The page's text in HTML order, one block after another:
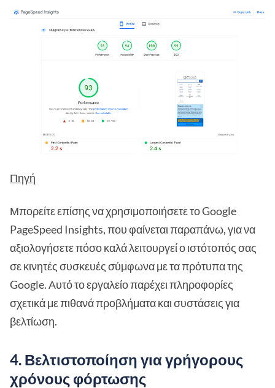
Πηγή
Μπορείτε επίσης να χρησιμοποιήσετε το Google
PageSpeed Insights, που φαίνεται παραπάνω, για να
αξιολογήσετε πόσο καλά λειτουργεί ο ιστότοπός σας
σε κινητές συσκευές σύμφωνα με τα πρότυπα της
Google. Αυτό το εργαλείο παρέχει πληροφορίες
σχετικά με πιθανά προβλήματα και συστάσεις για
βελτίωση.
4. Βελτιστοποίηση για γρήγορους
χρόνους φόρτωσης